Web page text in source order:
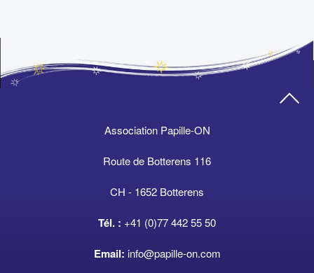
Association Papille-ON
Route de Botterens 116
CH - 1652 Botterens
Tél. : +41 (0)77 442 55 50
Email: info@papille-on.com